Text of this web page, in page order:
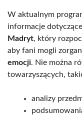
W aktualnym
informacje
Madryt, który
aby fani mogli
emocji. Nie można
towarzyszących,
analizy